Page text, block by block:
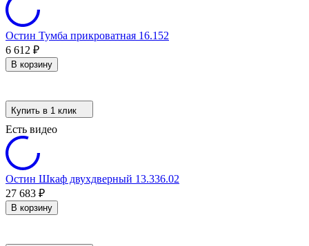
Остин Тумба прикроватная 16.152
6 612 ₽
В корзину
Купить в 1 клик
Есть видео
Остин Шкаф двухдверный 13.336.02
27 683 ₽
В корзину